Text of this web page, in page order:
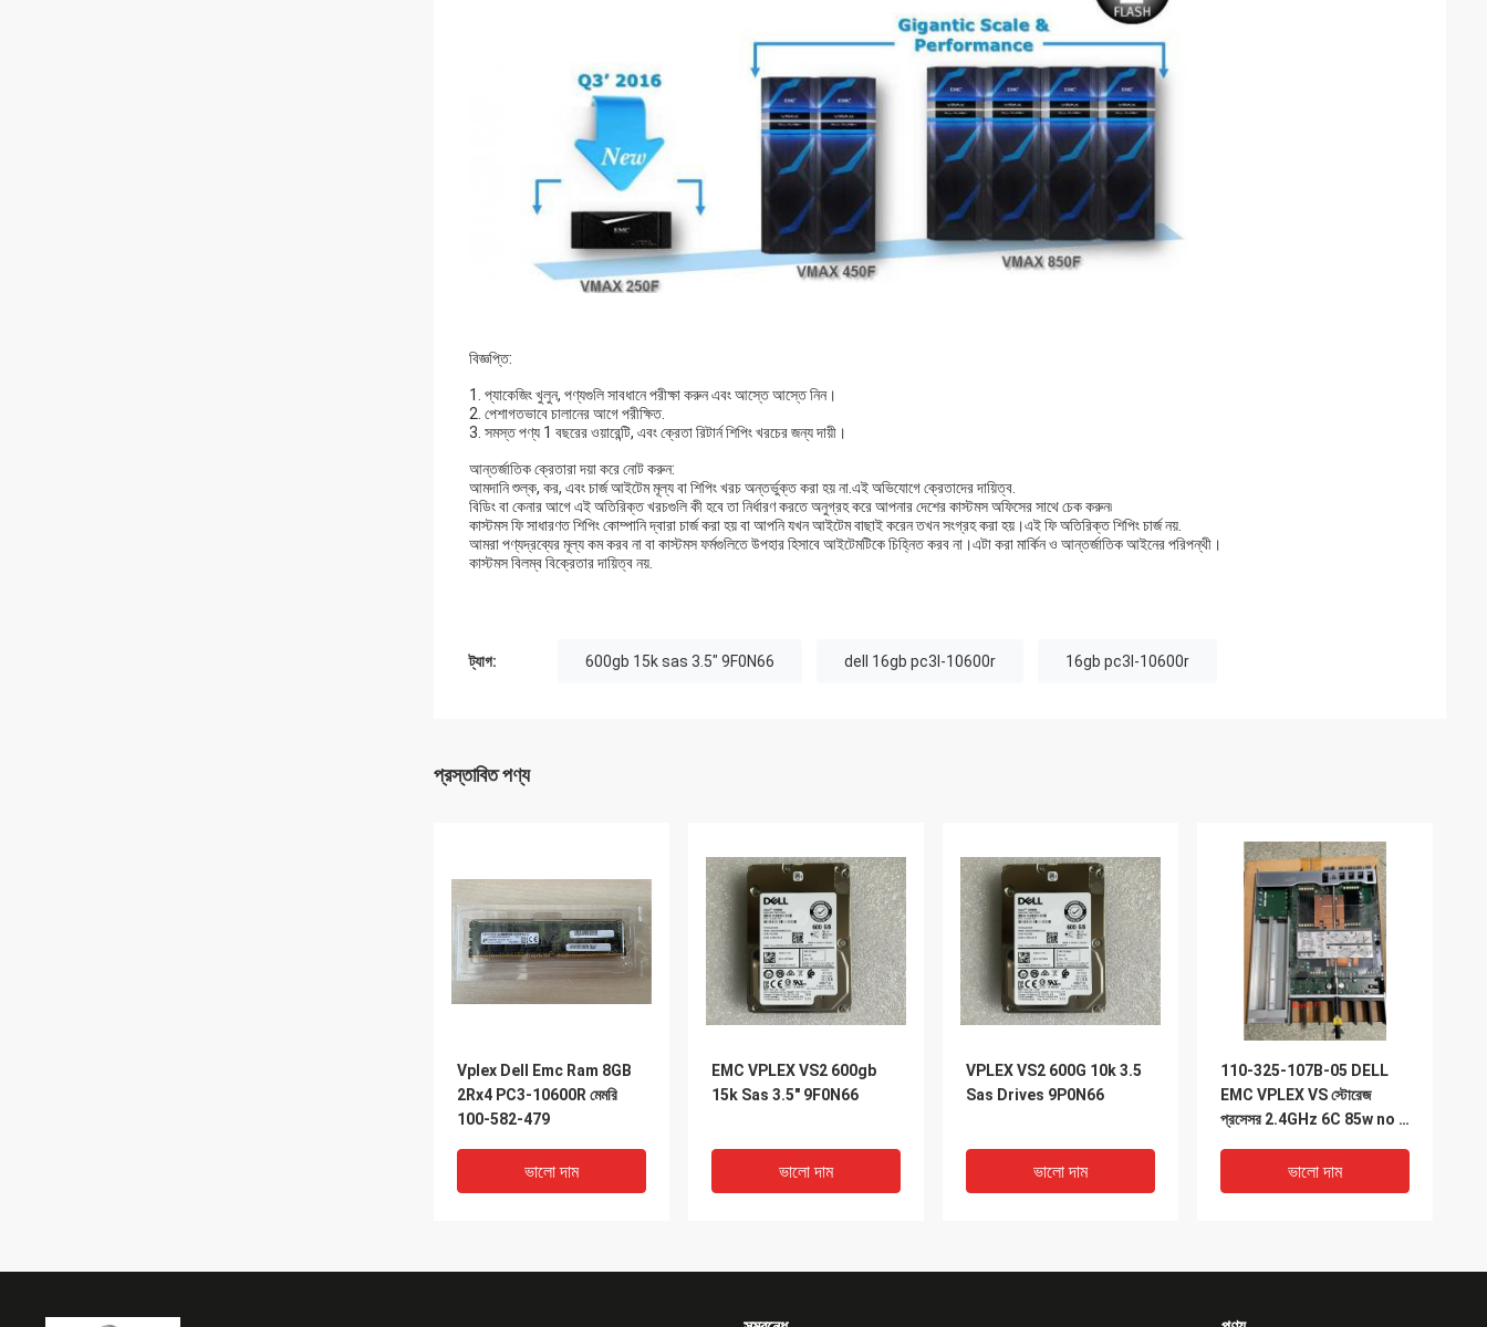
বিজ্ঞপ্তি:
1. প্যাকেজিং খুলুন, পণ্যগুলি সাবধানে পরীক্ষা করুন এবং আস্তে আস্তে নিন।
2. পেশাগতভাবে চালানের আগে পরীক্ষিত.
3. সমস্ত পণ্য 1 বছরের ওয়ারেন্টি, এবং ক্রেতা রিটার্ন শিপিং খরচের জন্য দায়ী।
আন্তর্জাতিক ক্রেতারা দয়া করে নোট করুন:
আমদানি শুল্ক, কর, এবং চার্জ আইটেম মূল্য বা শিপিং খরচ অন্তর্ভুক্ত করা হয় না.এই অভিযোগে ক্রেতাদের দায়িত্ব.
বিডিং বা কেনার আগে এই অতিরিক্ত খরচগুলি কী হবে তা নির্ধারণ করতে অনুগ্রহ করে আপনার দেশের কাস্টমস অফিসের সাথে চেক করুন৷
কাস্টমস ফি সাধারণত শিপিং কোম্পানি দ্বারা চার্জ করা হয় বা আপনি যখন আইটেম বাছাই করেন তখন সংগ্রহ করা হয়।এই ফি অতিরিক্ত শিপিং চার্জ নয়.
আমরা পণ্যদ্রব্যের মূল্য কম করব না বা কাস্টমস ফর্মগুলিতে উপহার হিসাবে আইটেমটিকে চিহ্নিত করব না।এটা করা মার্কিন ও আন্তর্জাতিক আইনের পরিপন্থী।
কাস্টমস বিলম্ব বিক্রেতার দায়িত্ব নয়.
ট্যাগ: 600gb 15k sas 3.5" 9F0N66 dell 16gb pc3l-10600r 16gb pc3l-10600r
প্রস্তাবিত পণ্য
Vplex Dell Emc Ram 8GB
2Rx4 PC3-10600R মেমরি
100-582-479
ভালো দাম
EMC VPLEX VS2 600gb
15k Sas 3.5" 9F0N66
ভালো দাম
VPLEX VS2 600G 10k 3.5
Sas Drives 9P0N66
ভালো দাম
110-325-107B-05 DELL
EMC VPLEX VS স্টোরেজ
প্রসেসর 2.4GHz 6C 85w no /
ভালো দাম